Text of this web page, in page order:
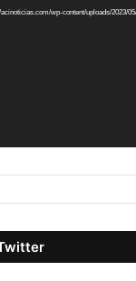
wp-content/uploads/2023/